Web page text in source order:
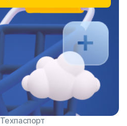
Техпаспорт